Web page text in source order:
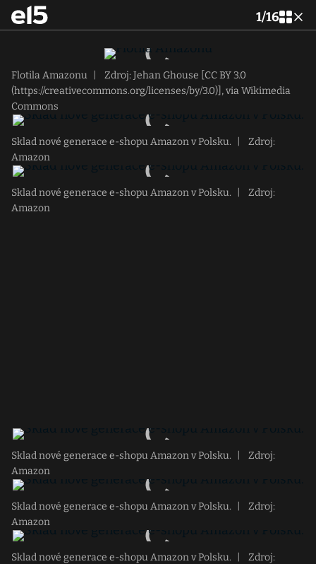
1/16
Flotila Amazonu
Zdroj: Jehan Ghouse [CC BY 3.0
(https://creativecommons.org/licenses/by/3.0)], via Wikimedia
Commons
Sklad nové generace e-shopu Amazon v Polsku.
Zdroj:
Amazon
Sklad nové generace e-shopu Amazon v Polsku.
Zdroj:
Amazon
Sklad nové generace e-shopu Amazon v Polsku.
Zdroj:
Amazon
Sklad nové generace e-shopu Amazon v Polsku.
Zdroj:
Amazon
Sklad nové generace e-shopu Amazon v Polsku.
Zdroj: